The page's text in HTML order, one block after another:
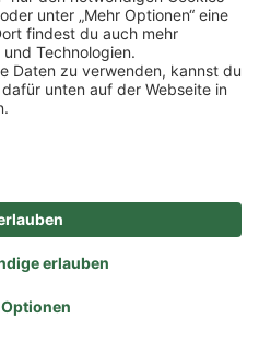
Privatsphäre-Einstellungen